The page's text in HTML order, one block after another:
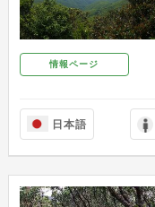
情報ページ
日本語